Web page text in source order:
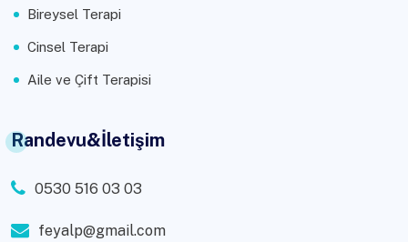
Bireysel Terapi
Cinsel Terapi
Aile ve Çift Terapisi
Randevu&İletişim
0530 516 03 03
feyalp@gmail.com